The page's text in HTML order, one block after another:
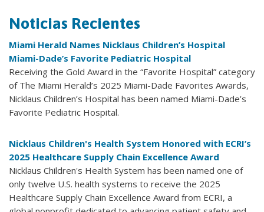
Noticias Recientes
Miami Herald Names Nicklaus Children’s Hospital
Miami-Dade’s Favorite Pediatric Hospital
Receiving the Gold Award in the “Favorite Hospital” category
of The Miami Herald’s 2025 Miami-Dade Favorites Awards,
Nicklaus Children’s Hospital has been named Miami-Dade’s
Favorite Pediatric Hospital.
Nicklaus Children's Health System Honored with ECRI’s
2025 Healthcare Supply Chain Excellence Award
Nicklaus Children's Health System has been named one of
only twelve U.S. health systems to receive the 2025
Healthcare Supply Chain Excellence Award from ECRI, a